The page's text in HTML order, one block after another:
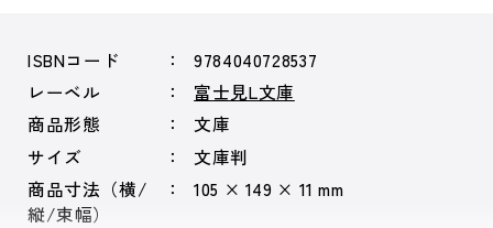
ISBNコード
9784040728537
レーベル
富士見L文庫
商品形態
文庫
サイズ
文庫判
商品寸法（横/
縦/束幅）
105 × 149 × 11 mm